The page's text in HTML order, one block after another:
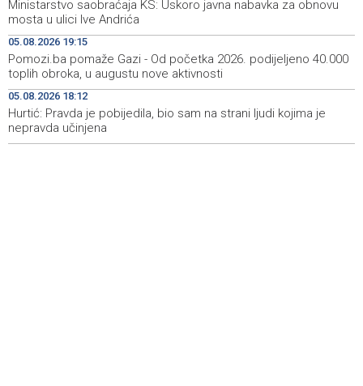
19:12
Conference on representation of constituent peoples
and Others in BiH institutions on August 7
19:12
'Šetnica kulture' nastavljena modnom revijom i
predstavljanjem kozmetike
19:05
Prosecutor's Office indicts former Court of BiH
employee for alleged embezzlement
Ministarstvo saobraćaja KS: Uskoro javna nabavka za obnovu
mosta u ulici Ive Andrića
05.08.2026 19:15
Pomozi.ba pomaže Gazi - Od početka 2026. podijeljeno 40.000
toplih obroka, u augustu nove aktivnosti
05.08.2026 18:12
Hurtić: Pravda je pobijedila, bio sam na strani ljudi kojima je
nepravda učinjena